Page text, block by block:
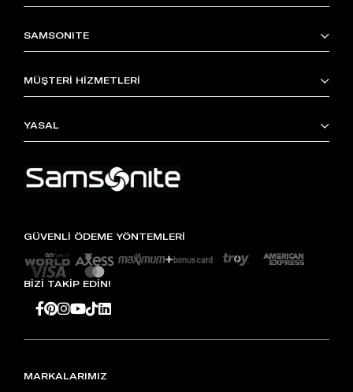
SAMSONITE
MÜŞTERİ HİZMETLERİ
YASAL
GÜVENLİ ÖDEME YÖNTEMLERİ
BİZİ TAKİP EDİN!
MARKALARIMIZ